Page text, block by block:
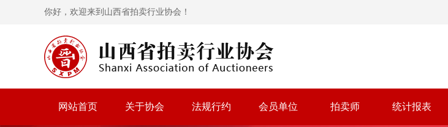
你好，欢迎来到山西省拍卖行业协会！
网站首页 关于协会 法规行约 会员单位 拍卖师 统计报表